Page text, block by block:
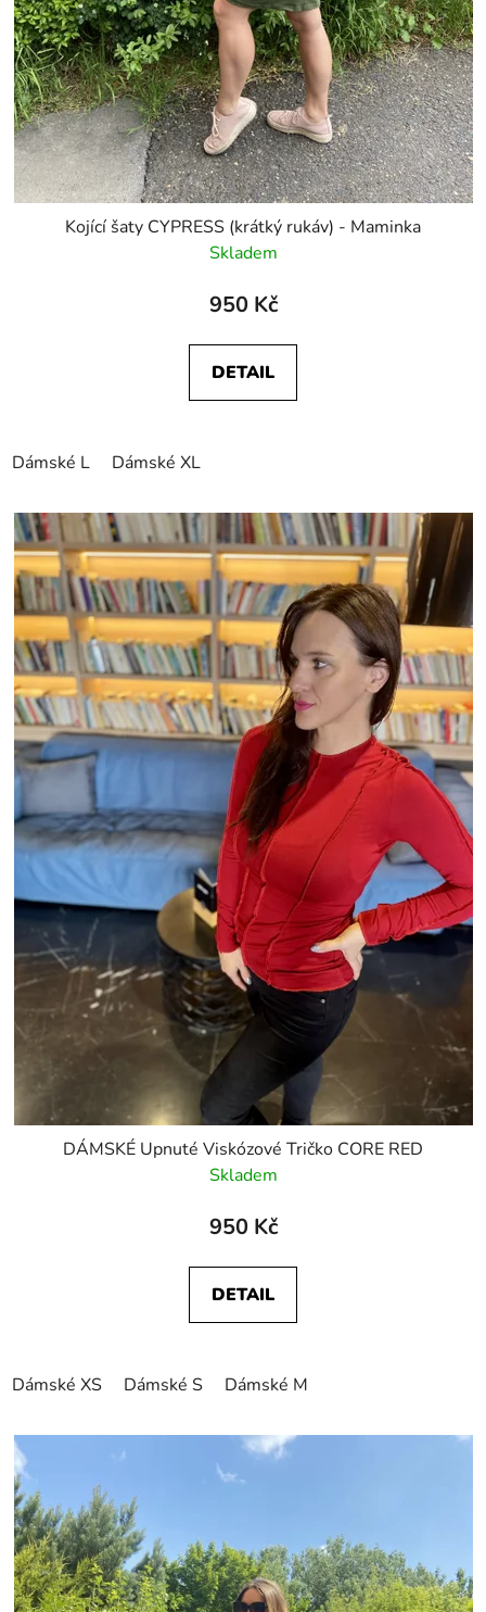
Kojící šaty CYPRESS (krátký rukáv) - Maminka
Skladem
950 Kč
DETAIL
Dámské L Dámské XL
DÁMSKÉ Upnuté Viskózové Tričko CORE RED
Skladem
950 Kč
DETAIL
Dámské XS Dámské S Dámské M